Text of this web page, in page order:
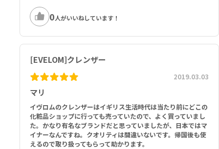
0人がいいねしています！
[EVELOM]クレンザー
マリ
2019.03.03
イヴロムのクレンザーはイギリス生活時代は当たり前にどこの
化粧品ショップに行っても売っていたので、よく買っていまし
た。かなり有名なブランドだと思っていましたが、日本ではマ
イナーなんですね。クオリティは間違いないです。帰国後も使
えるので取り扱ってもらって助かります。